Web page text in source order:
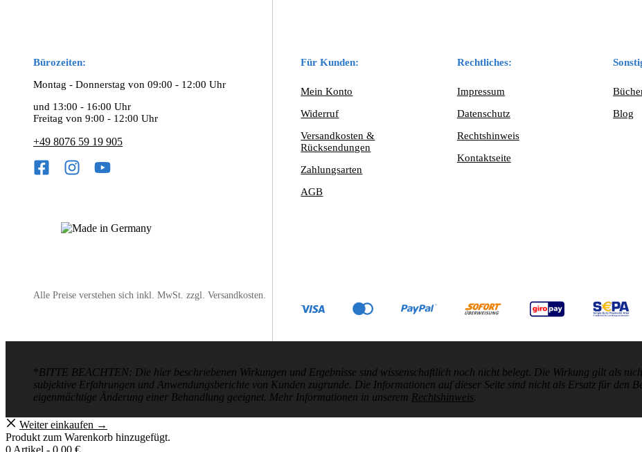
Bürozeiten:
Montag - Donnerstag von 09:00 - 12:00 Uhr
und 13:00 - 16:00 Uhr
Freitag von 9:00 - 12:00 Uhr
+49 8076 59 19 905
Für Kunden:
Mein Konto
Widerruf
Versandkosten &
Rücksendungen
Zahlungsarten
AGB
Rechtliches:
Impressum
Datenschutz
Rechtshinweis
Kontaktseite
Blog
Alle Preise verstehen sich inkl. MwSt. zzgl. Versandkosten.
* BITTE BEACHTEN: Die hier beschriebenen Wirkungen und Ergebnisse sind wissenschaftlich noch nicht belegt. Die Wirkung gilt als
subjektive Erfahrungen und Anwendungsberichte von Kunden zugrunde. Die Informationen auf dieser Seite sind nicht als Ersatz für den
eigenmächtige Änderung einer Behandlung geeignet. Mehr Informationen in unserem Rechtshinweis.
Weiter einkaufen →
Produkt zum Warenkorb hinzugefügt.
0 Artikel - 0,00 €